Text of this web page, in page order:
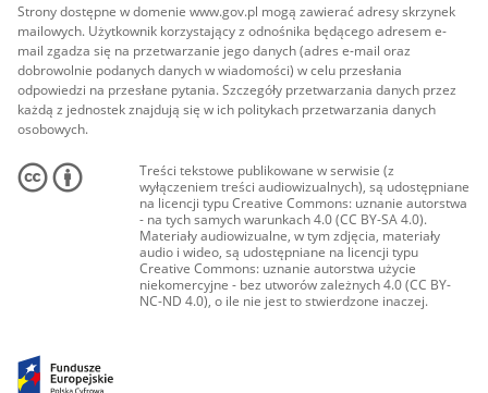
Strony dostępne w domenie www.gov.pl mogą zawierać adresy skrzynek
mailowych. Użytkownik korzystający z odnośnika będącego adresem e-
mail zgadza się na przetwarzanie jego danych (adres e-mail oraz
dobrowolnie podanych danych w wiadomości) w celu przesłania
odpowiedzi na przesłane pytania. Szczegóły przetwarzania danych przez
każdą z jednostek znajdują się w ich politykach przetwarzania danych
osobowych.
Treści tekstowe publikowane w serwisie (z
wyłączeniem treści audiowizualnych), są udostępniane
na licencji typu Creative Commons: uznanie autorstwa
- na tych samych warunkach 4.0 (CC BY-SA 4.0).
Materiały audiowizualne, w tym zdjęcia, materiały
audio i wideo, są udostępniane na licencji typu
Creative Commons: uznanie autorstwa użycie
niekomercyjne - bez utworów zależnych 4.0 (CC BY-
NC-ND 4.0), o ile nie jest to stwierdzone inaczej.